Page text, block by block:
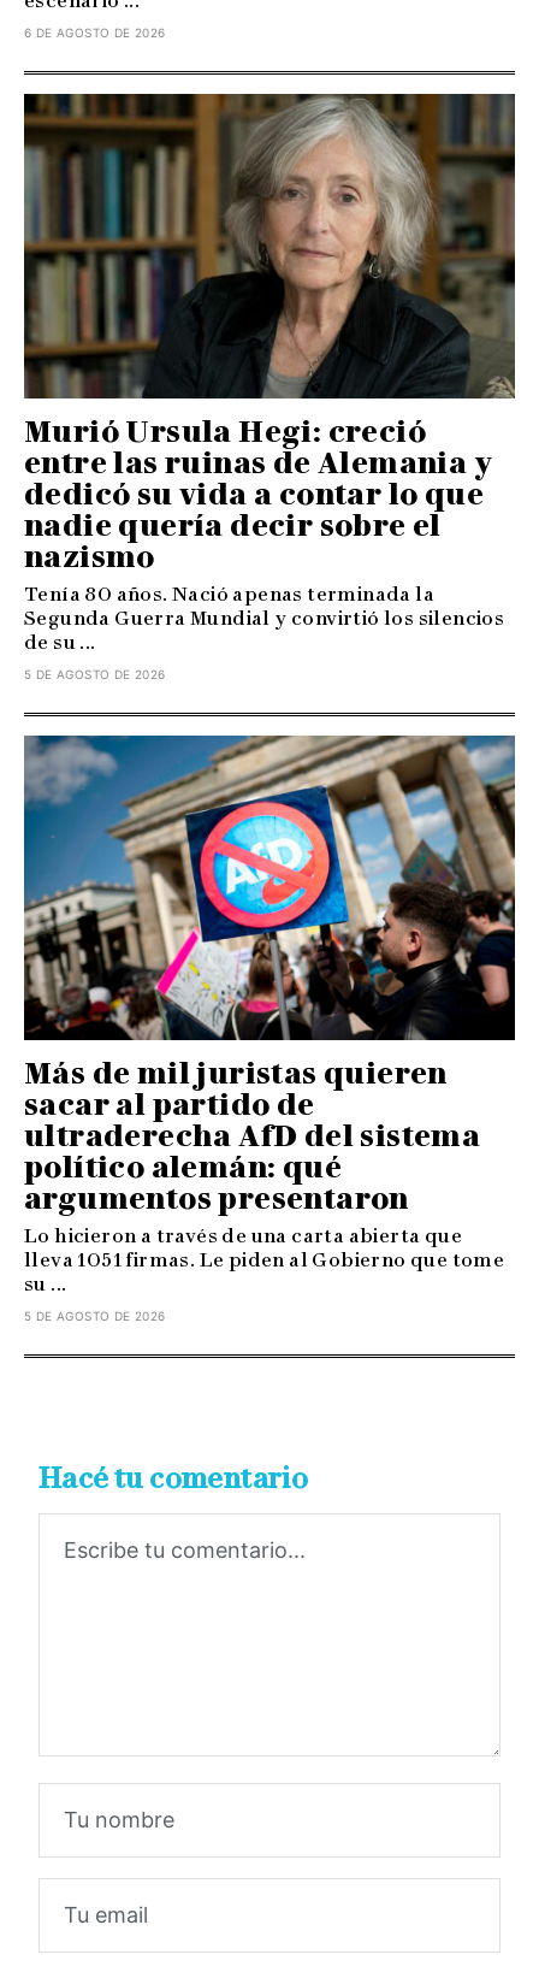
6 DE AGOSTO DE 2026
Murió Ursula Hegi: creció
entre las ruinas de Alemania y
dedicó su vida a contar lo que
nadie quería decir sobre el
nazismo
Tenía 80 años. Nació apenas terminada la
Segunda Guerra Mundial y convirtió los silencios
de su ...
5 DE AGOSTO DE 2026
Más de mil juristas quieren
sacar al partido de
ultraderecha AfD del sistema
político alemán: qué
argumentos presentaron
Lo hicieron a través de una carta abierta que
lleva 1051 firmas. Le piden al Gobierno que tome
su ...
5 DE AGOSTO DE 2026
Hacé tu comentario